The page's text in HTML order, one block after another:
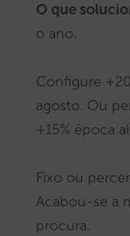
O que
o ano.
Configure
agosto. Ou
+15% época
Fixo ou
Acabou-se a
procura.